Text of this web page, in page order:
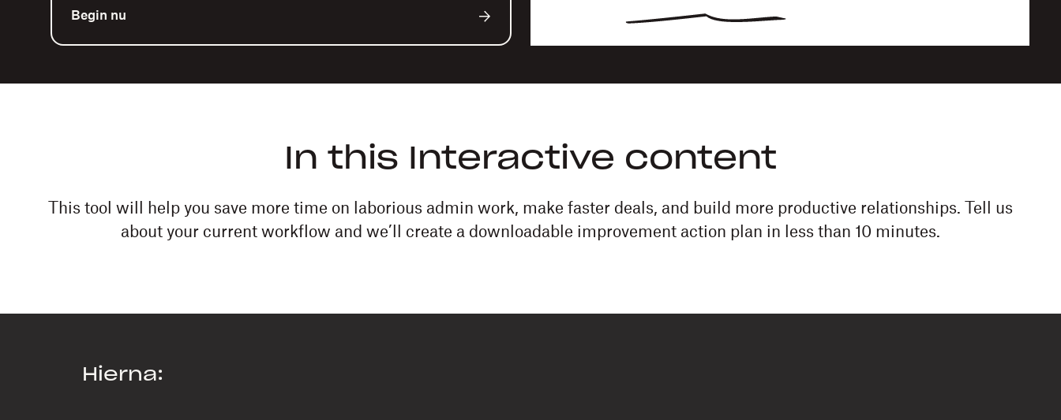
Begin nu
In this Interactive content
This tool will help you save more time on laborious admin work, make faster deals, and build more productive relationships. Tell us
about your current workflow and we’ll create a downloadable improvement action plan in less than 10 minutes.
Hierna: